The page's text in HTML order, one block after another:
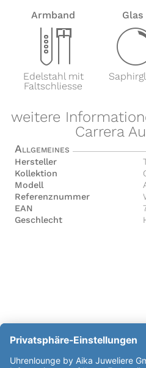
Armband
x
Edelstahl mit
Faltschliesse
Glas
weitere
Carrera
Allgemeines
Hersteller
Kollektion
Modell
Referenznummer
EAN
Geschlecht